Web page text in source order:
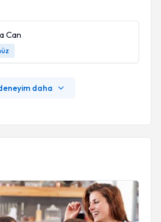
Can
daha
Çocukların Psikolojik Gelişimine Etkisi